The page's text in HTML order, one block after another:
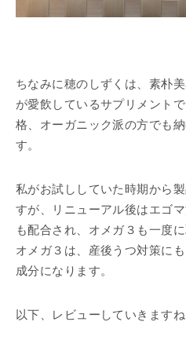
ちなみに穂のしずくは、素朴
が愛飲しているサプリメント
格、オーガニック派の方でも
す。
私がお試ししていた時期から
すが、リニューアル後はエゴ
も配合され、オメガ３も一度
オメガ３は、産後うつ対策に
成分になります。
以下、レビューしていきますね